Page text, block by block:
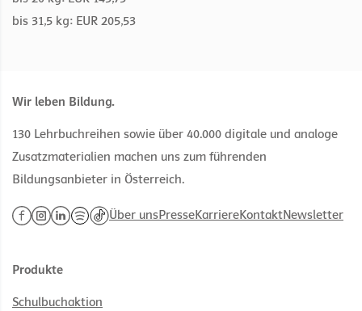
bis 31,5 kg: EUR 205,53
Wir leben Bildung.
130 Lehrbuchreihen sowie über 40.000 digitale und analoge
Zusatzmaterialien machen uns zum führenden
Bildungsanbieter in Österreich.
Über unsPresseKarriereKontaktNewsletter
Produkte
Schulbuchaktion